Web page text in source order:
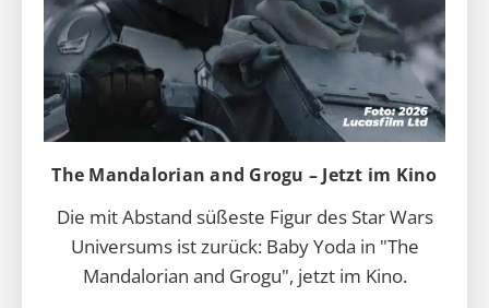
The Mandalorian and Grogu – Jetzt im Kino
Die mit Abstand süßeste Figur des Star Wars
Universums ist zurück: Baby Yoda in "The
Mandalorian and Grogu", jetzt im Kino.